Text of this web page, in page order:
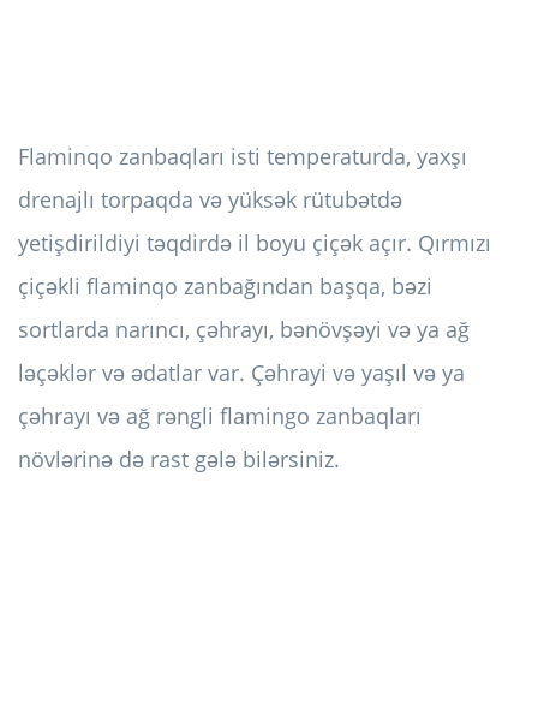
Flaminqo zanbaqları isti temperaturda, yaxşı
drenajlı torpaqda və yüksək rütubətdə
yetişdirildiyi təqdirdə il boyu çiçək açır. Qırmızı
çiçəkli flaminqo zanbağından başqa, bəzi
sortlarda narıncı, çəhrayı, bənövşəyi və ya ağ
ləçəklər və ədatlar var. Çəhrayi və yaşıl və ya
çəhrayı və ağ rəngli flamingo zanbaqları
növlərinə də rast gələ bilərsiniz.